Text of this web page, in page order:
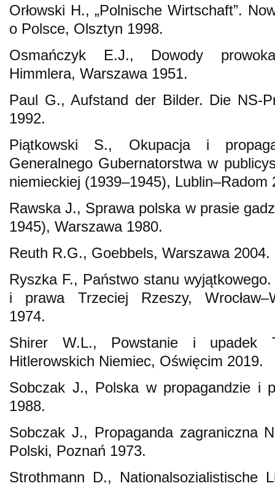
Orłowski H., „Polnische Wirtschaft”.
o Polsce, Olsztyn 1998.
Osmańczyk E.J., Dowody
Himmlera, Warszawa 1951.
Paul G., Aufstand der Bilder. Die NS-
1992.
Piątkowski S., Okupacja i
Generalnego Gubernatorstwa w
niemieckiej (1939–1945), Lublin–Radom
Rawska J., Sprawa polska w prasie
1945), Warszawa 1980.
Reuth R.G., Goebbels, Warszawa 2004.
Ryszka F., Państwo stanu
i prawa Trzeciej Rzeszy,
1974.
Shirer W.L., Powstanie i upadek
Hitlerowskich Niemiec, Oświęcim 2019.
Sobczak J., Polska w propagandzie i
1988.
Sobczak J., Propaganda zagraniczna
Polski, Poznań 1973.
Strothmann D., Nationalsozialistische